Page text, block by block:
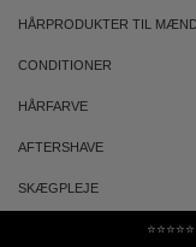
HÅRPRODUKTER TIL
CONDITIONER
HÅRFARVE
AFTERSHAVE
SKÆGPLEJE
SUNDHED OG HELSE